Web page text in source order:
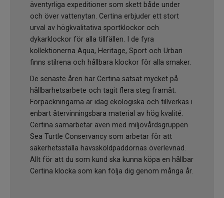
äventyrliga expeditioner som skett både under
och över vattenytan. Certina erbjuder ett stort
urval av högkvalitativa sportklockor och
dykarklockor för alla tillfällen. I de fyra
kollektionerna Aqua, Heritage, Sport och Urban
finns stilrena och hållbara klockor för alla smaker.
De senaste åren har Certina satsat mycket på
hållbarhetsarbete och tagit flera steg framåt.
Förpackningarna är idag ekologiska och tillverkas i
enbart återvinningsbara material av hög kvalité.
Certina samarbetar även med miljövårdsgruppen
Sea Turtle Conservancy som arbetar för att
säkerhetsställa havssköldpaddornas överlevnad.
Allt för att du som kund ska kunna köpa en hållbar
Certina klocka som kan följa dig genom många år.